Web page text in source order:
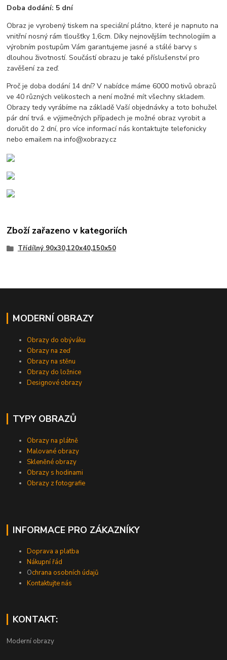
Doba dodání: 5 dní
Obraz je vyrobený tiskem na speciální plátno, které je napnuto na
vnitřní nosný rám tloušťky 1,6cm. Díky nejnovějším technologiím a
výrobním postupům Vám garantujeme jasné a stálé barvy s
dlouhou životností. Součástí obrazu je také příslušenství pro
zavěšení za zeď.
Proč je doba dodání 14 dní? V nabídce máme 6000 motivů obrazů
ve 40 různých velikostech a není možné mít všechny skladem.
Obrazy tedy vyrábíme na základě Vaší objednávky a toto bohužel
pár dní trvá. e výjimečných případech je možné obraz vyrobit a
doručit do 2 dní, pro více informací nás kontaktujte telefonicky
nebo emailem na info@xobrazy.cz
Zboží zařazeno v kategoriích
Třídílný 90x30,120x40,150x50
MODERNÍ OBRAZY
Obrazy do obýváku
Obrazy na zeď
Obrazy na stěnu
Obrazy do ložnice
Designové obrazy
TYPY OBRAZŮ
Obrazy na plátně
Malované obrazy
Skleněné obrazy
Obrazy s hodinami
Obrazy z fotografie
INFORMACE PRO ZÁKAZNÍKY
Doprava a platba
Nákupní řád
Ochrana osobních údajů
Kontaktujte nás
KONTAKT:
Moderní obrazy